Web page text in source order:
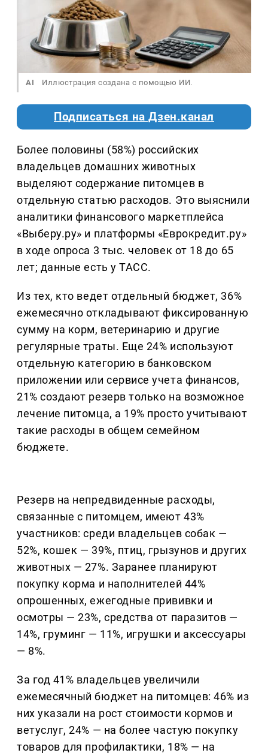
AI Иллюстрация создана с помощью ИИ.
Подписаться на Дзен.канал
Более половины (58%) российских
владельцев домашних животных
выделяют содержание питомцев в
отдельную статью расходов. Это выяснили
аналитики финансового маркетплейса
«Выберу.ру» и платформы «Еврокредит.ру»
в ходе опроса 3 тыс. человек от 18 до 65
лет; данные есть у ТАСС.
Из тех, кто ведет отдельный бюджет, 36%
ежемесячно откладывают фиксированную
сумму на корм, ветеринарию и другие
регулярные траты. Еще 24% используют
отдельную категорию в банковском
приложении или сервисе учета финансов,
21% создают резерв только на возможное
лечение питомца, а 19% просто учитывают
такие расходы в общем семейном
бюджете.
Резерв на непредвиденные расходы,
связанные с питомцем, имеют 43%
участников: среди владельцев собак —
52%, кошек — 39%, птиц, грызунов и других
животных — 27%. Заранее планируют
покупку корма и наполнителей 44%
опрошенных, ежегодные прививки и
осмотры — 23%, средства от паразитов —
14%, груминг — 11%, игрушки и аксессуары
— 8%.
За год 41% владельцев увеличили
ежемесячный бюджет на питомцев: 46% из
них указали на рост стоимости кормов и
ветуслуг, 24% — на более частую покупку
товаров для профилактики, 18% — на